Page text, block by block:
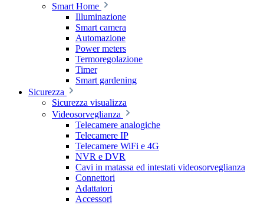
Smart Home
Illuminazione
Smart camera
Automazione
Power meters
Termoregolazione
Timer
Smart gardening
Sicurezza
Sicurezza visualizza
Videosorveglianza
Telecamere analogiche
Telecamere IP
Telecamere WiFi e 4G
NVR e DVR
Cavi in matassa ed intestati videosorveglianza
Connettori
Adattatori
Accessori